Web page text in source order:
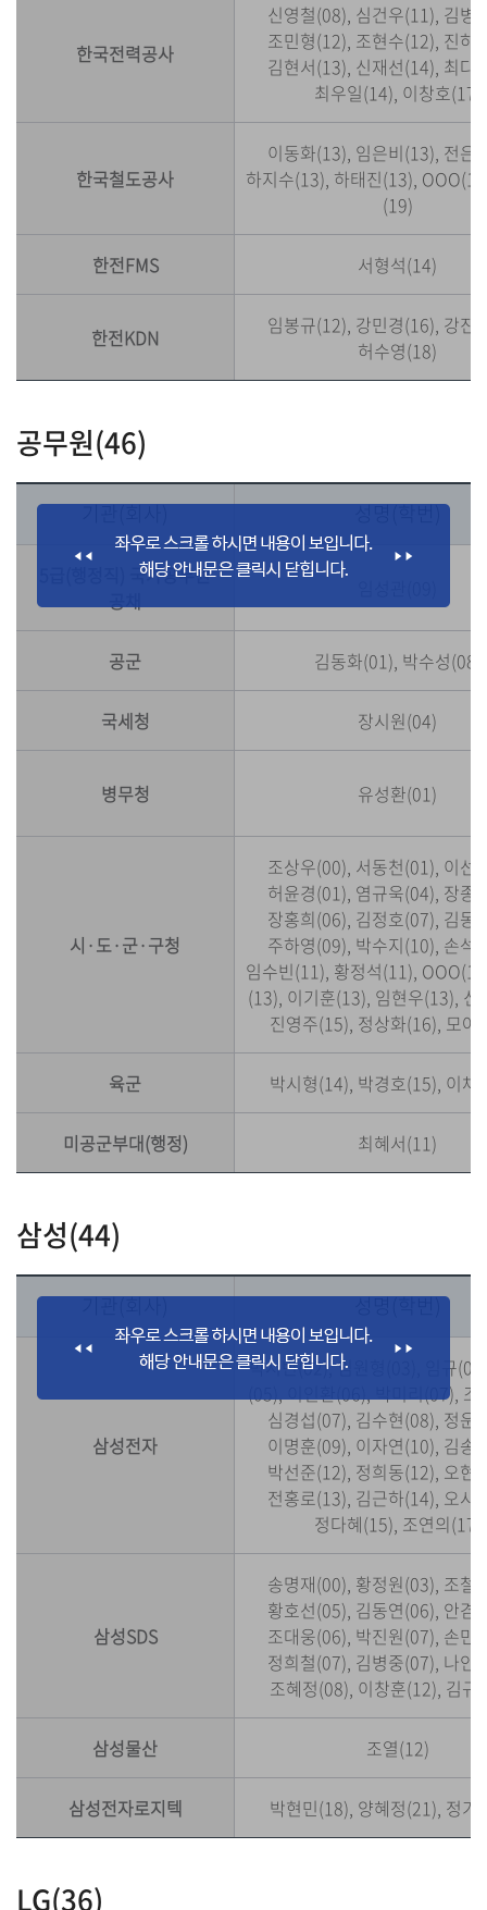
한국전력공사
신영철(08), 심건우(11), 김병
조민형(12), 조현수(12), 진하
김현서(13), 신재선(14), 최다
최우일(14), 이창호(17)
한국철도공사
이동화(13), 임은비(13), 전은
하지수(13), 하태진(13),
(19)
한전FMS 서형석(14)
한전KDN
임봉규(12), 강민경(16), 강진
허수영(18)
공무원(46)
기관(회사) 성명(학번)
5급(행정직) 국가공무원
공채
공군 김동화(01), 박수성(08)
국세청 장시원(04)
병무청 유성환(01)
시·도·군·구청
조상우(00), 서동천(01), 이선
허윤경(01), 염규욱(04), 장종
장홍희(06), 김정호(07), 김동
주하영(09), 박수지(10), 손석
임수빈(11), 황정석(11),
(13), 이기훈(13), 임현우(13), 신
진영주(15), 정상화(16), 모아
육군 박시형(14), 박경호(15), 이채
미공군부대(행정) 최혜서(11)
삼성(44)
기관(회사) 성명(학번)
삼성전자
박시빈(02), 임원형(03), 임규
(05), 이인환(06), 박미리(07), 조
심경섭(07), 김수현(08), 정운
이명훈(09), 이자연(10), 김송
박선준(12), 정희동(12), 오현
전홍로(13), 김근하(14), 오시
정다혜(15), 조연의(17)
삼성SDS
송명재(00), 황정원(03), 조철
황호선(05), 김동연(06), 안겸
조대웅(06), 박진원(07), 손민
정희철(07), 김병중(07), 나인
조혜정(08), 이창훈(12), 김규
삼성물산 조열(12)
삼성전자로지텍 박현민(18), 양혜정(21), 정가
LG(36)